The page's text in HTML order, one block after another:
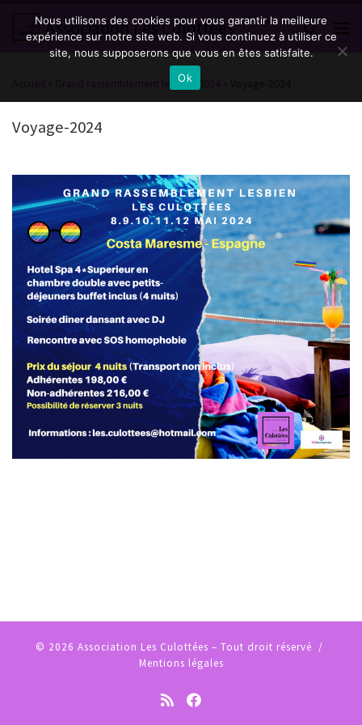
Passer au contenu
Association Les Culottées
Search
Grand rassemblement lesbien 2024
Voyage-2024
Navigation des images
© 2026 Association Les Culottées – Tout droit réservé /
Mentions légales
Nous utilisons des cookies pour vous garantir la meilleure
expérience sur notre site web. Si vous continuez à utiliser ce
site, nous supposerons que vous en êtes satisfaite.
Ok